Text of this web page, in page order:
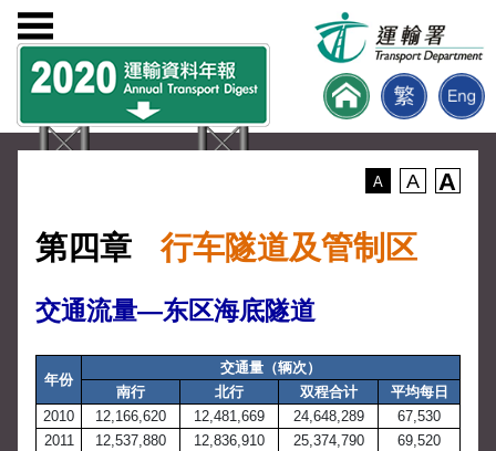
A A A
第四章 行车隧道及管制区
交通流量—东区海底隧道
年份
交通量（辆次）
南行
北行 双程合计
平均每日
2010
12,166,620 12,481,669 24,648,289
67,530
2011
12,537,880 12,836,910 25,374,790
69,520